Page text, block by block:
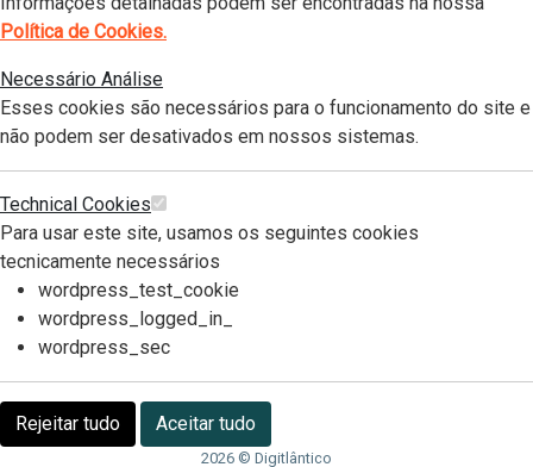
Política de Cookies.
Necessário Análise
Esses cookies são necessários para o funcionamento do site e
não podem ser desativados em nossos sistemas.
Technical Cookies
Para usar este site, usamos os seguintes cookies
tecnicamente necessários
wordpress_test_cookie
wordpress_logged_in_
wordpress_sec
Rejeitar tudo Aceitar tudo
2026 © Digitlântico